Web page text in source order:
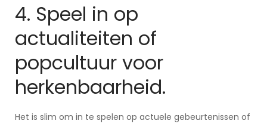
4. Speel in op
actualiteiten of
popcultuur voor
herkenbaarheid.
Het is slim om in te spelen op actuele gebeurtenissen of